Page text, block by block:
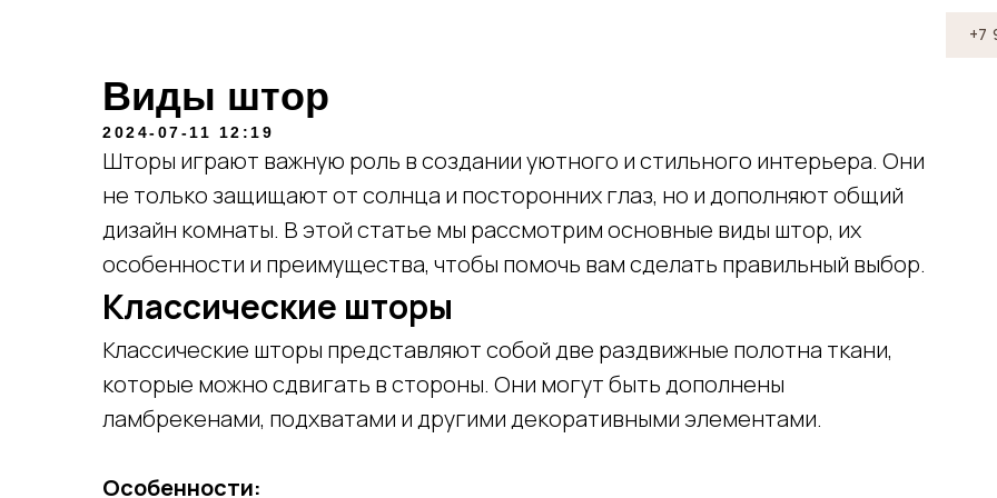
+7 977 281 00 68
Виды штор
2024-07-11 12:19
Шторы играют важную роль в создании уютного и стильного интерьера. Они
не только защищают от солнца и посторонних глаз, но и дополняют общий
дизайн комнаты. В этой статье мы рассмотрим основные виды штор, их
особенности и преимущества, чтобы помочь вам сделать правильный выбор.
Классические шторы
Классические шторы представляют собой две раздвижные полотна ткани,
которые можно сдвигать в стороны. Они могут быть дополнены
ламбрекенами, подхватами и другими декоративными элементами.
Особенности: